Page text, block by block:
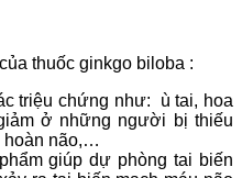
thuốc ginkgo biloba :
triệu chứng như: ù tai, hoa
ở những người bị thiếu
hoàn não,…
giúp dự phòng tai biến